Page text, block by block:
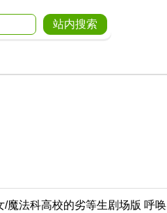
魔法科高校的劣等生剧场版 呼唤